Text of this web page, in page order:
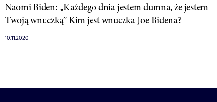
Naomi Biden: „Każdego dnia jestem dumna, że jestem
Twoją wnuczką” Kim jest wnuczka Joe Bidena?
10.11.2020